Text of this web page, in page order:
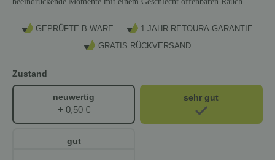
GEPRÜFTE B-WARE
1 JAHR RETOURA-GARANTIE
GRATIS RÜCKVERSAND
Zustand
neuwertig
+ 0,50 €
sehr gut
gut